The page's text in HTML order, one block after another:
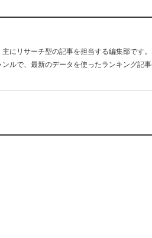
にリサーチ型の記事を担当する編集部です。
ルで、最新のデータを使ったランキング記